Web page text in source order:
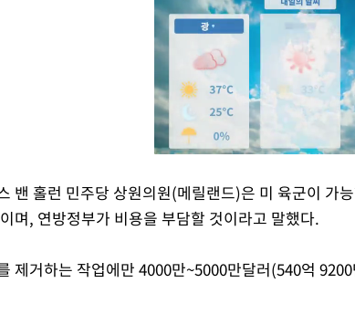
밴 홀런 민주당 상원의원(메릴랜드)은 미 육군이 가
며, 연방정부가 비용을 부담할 것이라고 말했다.
제거하는 작업에만 4000만~5000만달러(540억